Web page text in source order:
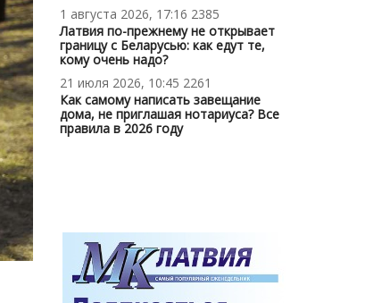
1 августа 2026, 17:16 2385
Латвия по-прежнему не открывает
границу с Беларусью: как едут те,
кому очень надо?
21 июля 2026, 10:45 2261
Как самому написать завещание
дома, не приглашая нотариуса? Все
правила в 2026 году